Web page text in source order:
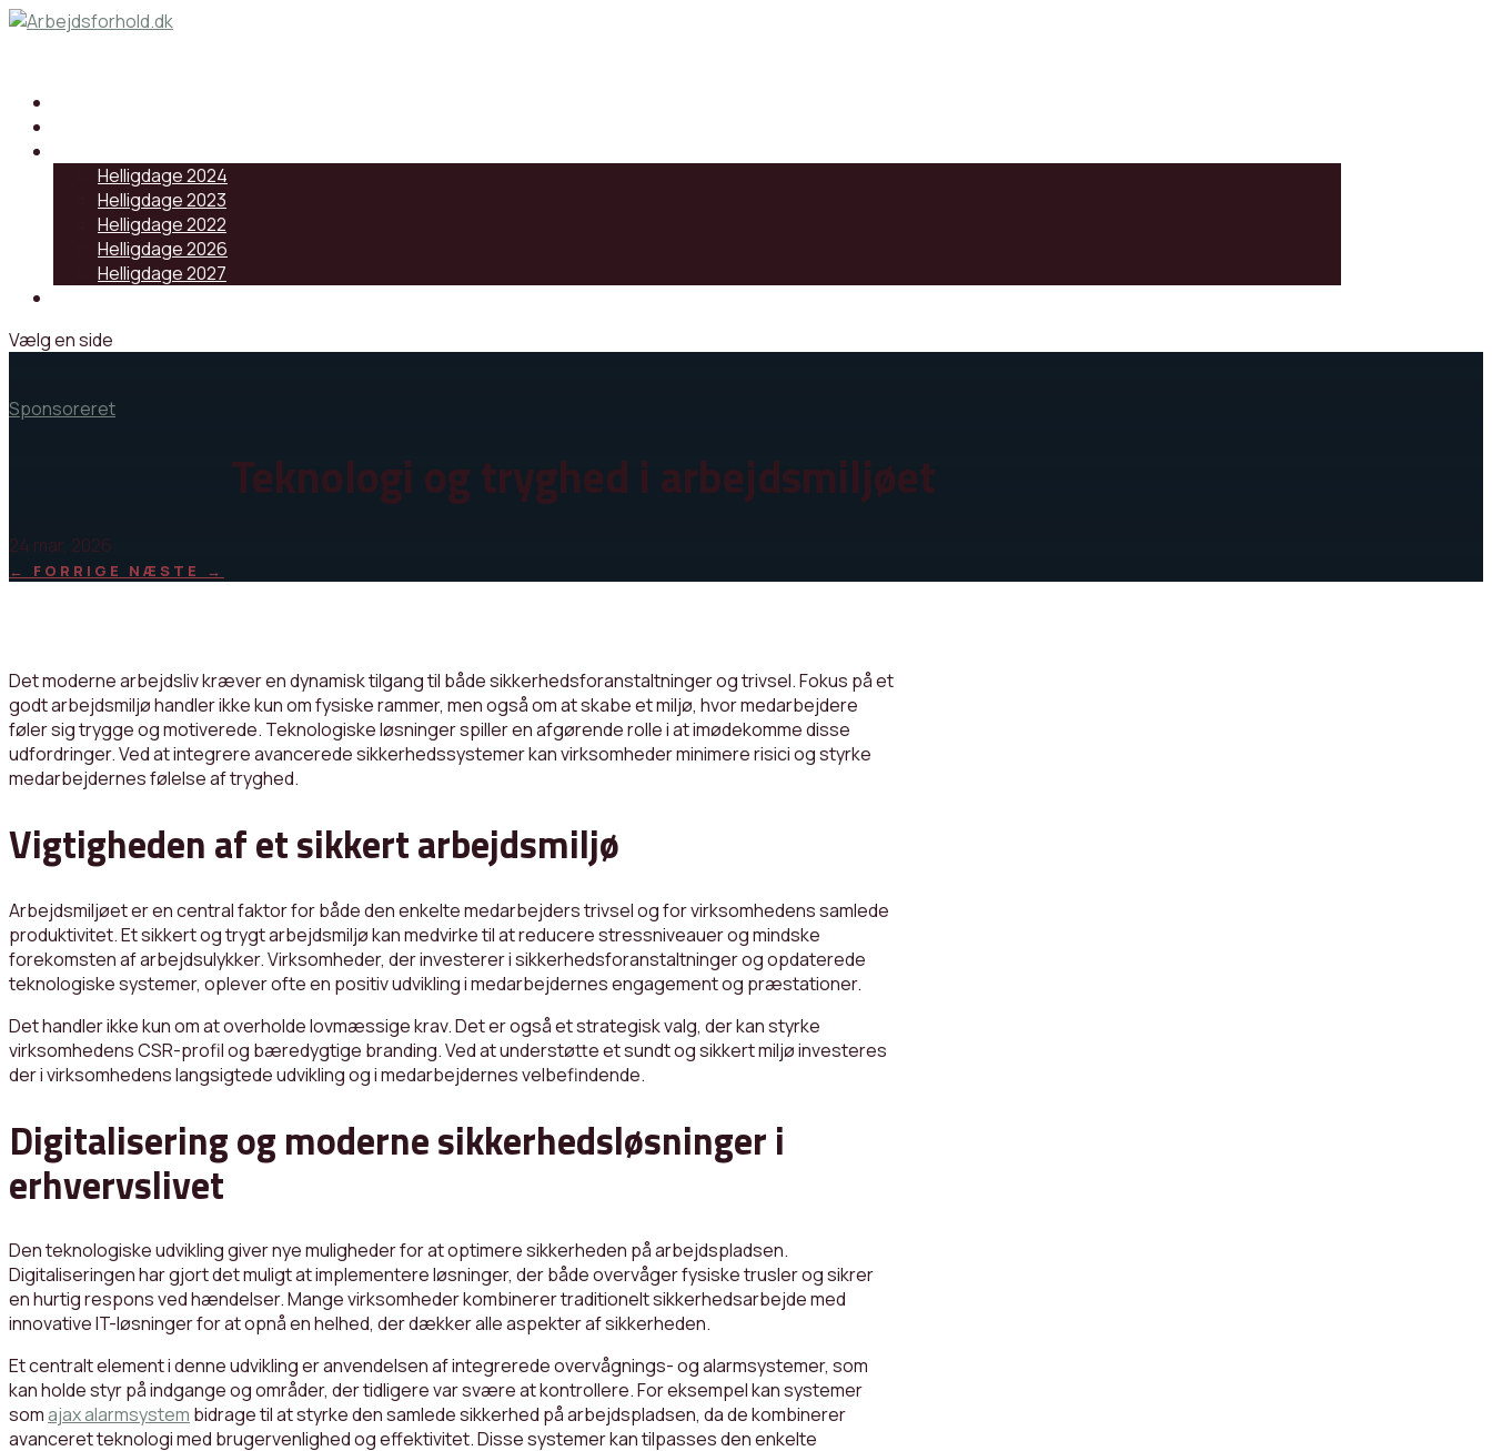
Helligdage 2024
Helligdage 2023
Helligdage 2022
Helligdage 2026
Helligdage 2027
Vælg en side
Sponsoreret
Teknologi og tryghed i arbejdsmiljøet
24 mar, 2026
← FORRIGE NÆSTE →
Det moderne arbejdsliv kræver en dynamisk tilgang til både sikkerhedsforanstaltninger og trivsel. Fokus på et
godt arbejdsmiljø handler ikke kun om fysiske rammer, men også om at skabe et miljø, hvor medarbejdere
føler sig trygge og motiverede. Teknologiske løsninger spiller en afgørende rolle i at imødekomme disse
udfordringer. Ved at integrere avancerede sikkerhedssystemer kan virksomheder minimere risici og styrke
medarbejdernes følelse af tryghed.
Vigtigheden af et sikkert arbejdsmiljø
Arbejdsmiljøet er en central faktor for både den enkelte medarbejders trivsel og for virksomhedens samlede
produktivitet. Et sikkert og trygt arbejdsmiljø kan medvirke til at reducere stressniveauer og mindske
forekomsten af arbejdsulykker. Virksomheder, der investerer i sikkerhedsforanstaltninger og opdaterede
teknologiske systemer, oplever ofte en positiv udvikling i medarbejdernes engagement og præstationer.
Det handler ikke kun om at overholde lovmæssige krav. Det er også et strategisk valg, der kan styrke
virksomhedens CSR-profil og bæredygtige branding. Ved at understøtte et sundt og sikkert miljø investeres
der i virksomhedens langsigtede udvikling og i medarbejdernes velbefindende.
Digitalisering og moderne sikkerhedsløsninger i
erhvervslivet
Den teknologiske udvikling giver nye muligheder for at optimere sikkerheden på arbejdspladsen.
Digitaliseringen har gjort det muligt at implementere løsninger, der både overvåger fysiske trusler og sikrer
en hurtig respons ved hændelser. Mange virksomheder kombinerer traditionelt sikkerhedsarbejde med
innovative IT-løsninger for at opnå en helhed, der dækker alle aspekter af sikkerheden.
Et centralt element i denne udvikling er anvendelsen af integrerede overvågnings- og alarmsystemer, som
kan holde styr på indgange og områder, der tidligere var svære at kontrollere. For eksempel kan systemer
somajax alarmsystem bidrage til at styrke den samlede sikkerhed på arbejdspladsen, da de kombinerer
avanceret teknologi med brugervenlighed og effektivitet. Disse systemer kan tilpasses den enkelte